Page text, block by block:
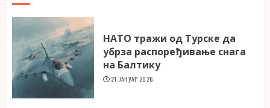
НАТО тражи од Турске да
убрза распоређивање снага
на Балтику
21. ЈАНУАР 2026.